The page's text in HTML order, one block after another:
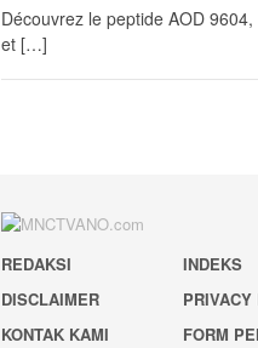
Découvrez le peptide AOD
et […]
REDAKSI INDEKS
DISCLAIMER
KONTAK KAMI
FORM